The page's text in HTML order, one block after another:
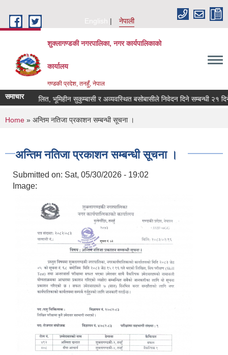
English
नेपाली
शुक्लागण्डकी नगरपालिका, नगर कार्यपालिकाको
कार्यालय
गण्डकी प्रदेश, तनहुँ, नेपाल
समाचार
भूमिहीन दलित, भूमिहीन सुकुम्बासी र अव्यवस्थित बसोबासीले निवेदन दिने सम्बन्धी २१ दिने
You are here
Home » अन्तिम नतिजा प्रकाशन सम्बन्धी सूचना ।
अन्तिम नतिजा प्रकाशन सम्बन्धी सूचना ।
Submitted on: Sat, 05/30/2026 - 19:02
Image: